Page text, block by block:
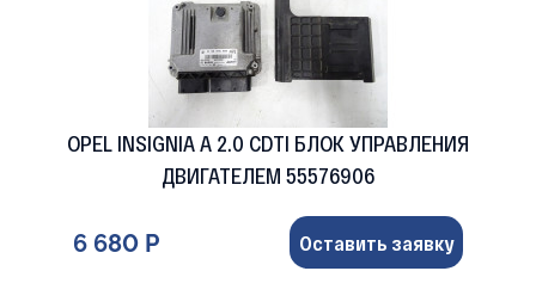
OPEL INSIGNIA A 2.0 CDTI БЛОК УПРАВЛЕНИЯ
ДВИГАТЕЛЕМ 55576906
6 680 Р Оставить заявку